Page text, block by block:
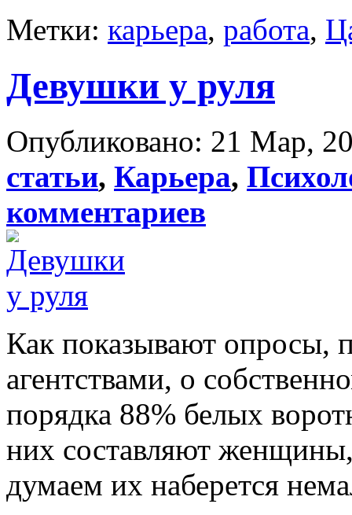
Метки: карьера, работа,
Девушки у руля
Опубликовано: 21 Мар,
статьи, Карьера,
комментариев
Как показывают опросы,
агентствами, о
порядка 88% белых
них составляют
думаем их наберется